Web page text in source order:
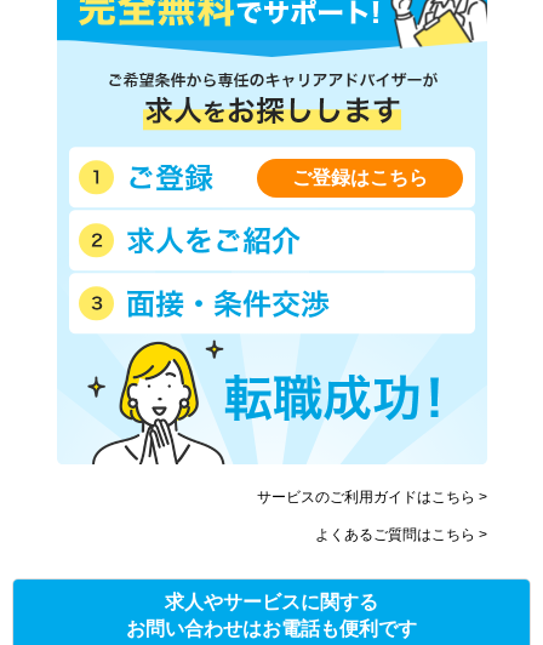
ご登録はこちら
サービスのご利用ガイドはこちら >
よくあるご質問はこちら >
求人やサービスに関する
お問い合わせはお電話も便利です